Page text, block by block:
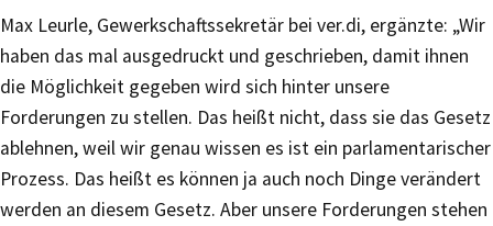
Max Leurle, Gewerkschaftssekretär bei ver.di, ergänzte: „Wir
haben das mal ausgedruckt und geschrieben, damit ihnen
die Möglichkeit gegeben wird sich hinter unsere
Forderungen zu stellen. Das heißt nicht, dass sie das Gesetz
ablehnen, weil wir genau wissen es ist ein parlamentarischer
Prozess. Das heißt es können ja auch noch Dinge verändert
werden an diesem Gesetz. Aber unsere Forderungen stehen